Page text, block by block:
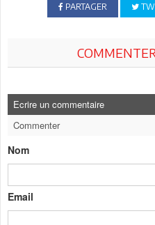
PARTAGER
Ecrire un commentaire
Commenter
Nom
Email